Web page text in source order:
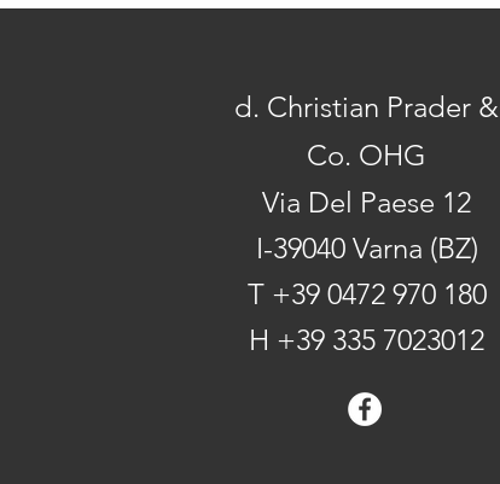
d. Christian Prader &
Co. OHG
Via Del Paese 12
I-39040 Varna (BZ)
T +39 0472 970 180
H +39 335 7023012